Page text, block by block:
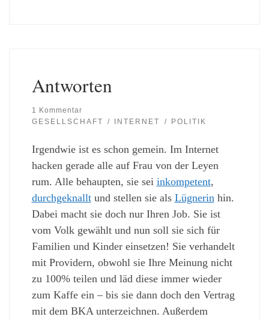
Antworten
1 Kommentar
GESELLSCHAFT
INTERNET POLITIK
Irgendwie ist es schon gemein. Im Internet
hacken gerade alle auf Frau von der Leyen
rum. Alle behaupten, sie sei inkompetent,
durchgeknalltund stellen sie als Lügnerin hin.
Dabei macht sie doch nur Ihren Job. Sie ist
vom Volk gewählt und nun soll sie sich für
Familien und Kinder einsetzen! Sie verhandelt
mit Providern, obwohl sie Ihre Meinung nicht
zu 100% teilen und läd diese immer wieder
zum Kaffe ein – bis sie dann doch den Vertrag
mit dem BKA unterzeichnen. Außerdem